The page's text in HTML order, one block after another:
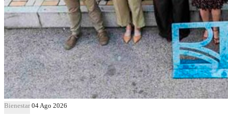
Bienestar 04 Ago 2026